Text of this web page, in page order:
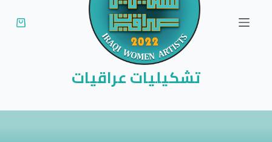
تشكيليات عراقيات